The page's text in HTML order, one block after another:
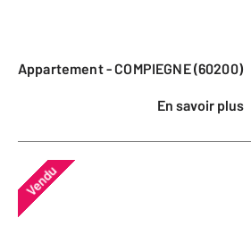
Appartement - COMPIEGNE (60200)
En savoir plus
Vendu